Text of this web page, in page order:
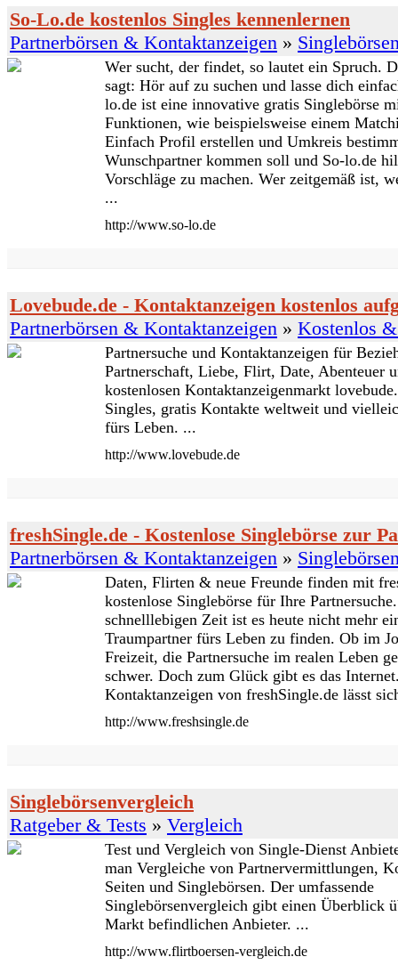
So-Lo.de kostenlos Singles kennenlernen
Partnerbörsen & Kontaktanzeigen »
Wer sucht, der findet, so lautet ein Spruch.
sagt: Hör auf zu suchen und lasse dich
lo.de ist eine innovative gratis Singlebörse
Funktionen, wie beispielsweise einem
Einfach Profil erstellen und Umkreis
Wunschpartner kommen soll und So-lo.de
Vorschläge zu machen. Wer zeitgemäß ist,
...
http://www.so-lo.de
Lovebude.de - Kontaktanzeigen kostenlos
Partnerbörsen & Kontaktanzeigen » Kostenlos
Partnersuche und Kontaktanzeigen für
Partnerschaft, Liebe, Flirt, Date, Abenteuer
kostenlosen Kontaktanzeigenmarkt
Singles, gratis Kontakte weltweit und
fürs Leben. ...
http://www.lovebude.de
freshSingle.de - Kostenlose Singlebörse zur
Partnerbörsen & Kontaktanzeigen »
Daten, Flirten & neue Freunde finden mit
kostenlose Singlebörse für Ihre
schnelllebigen Zeit ist es heute nicht mehr
Traumpartner fürs Leben zu finden. Ob im
Freizeit, die Partnersuche im realen Leben
schwer. Doch zum Glück gibt es das
Kontaktanzeigen von freshSingle.de lässt
http://www.freshsingle.de
Singlebörsenvergleich
Ratgeber & Tests » Vergleich
Test und Vergleich von Single-Dienst
man Vergleiche von Partnervermittlungen,
Seiten und Singlebörsen. Der umfassende
Singlebörsenvergleich gibt einen Überblick
Markt befindlichen Anbieter. ...
http://www.flirtboersen-vergleich.de